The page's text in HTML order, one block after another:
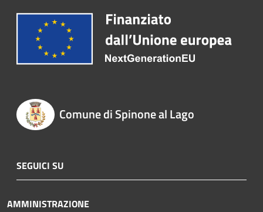
Comune di Spinone al Lago
SEGUICI SU
AMMINISTRAZIONE